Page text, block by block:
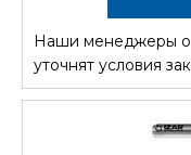
Наши менеджеры
уточнят условия